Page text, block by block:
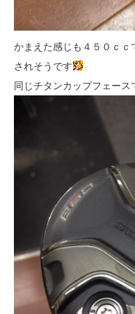
かまえた感じも４５０ｃ
されそうです
同じチタンカップフェー